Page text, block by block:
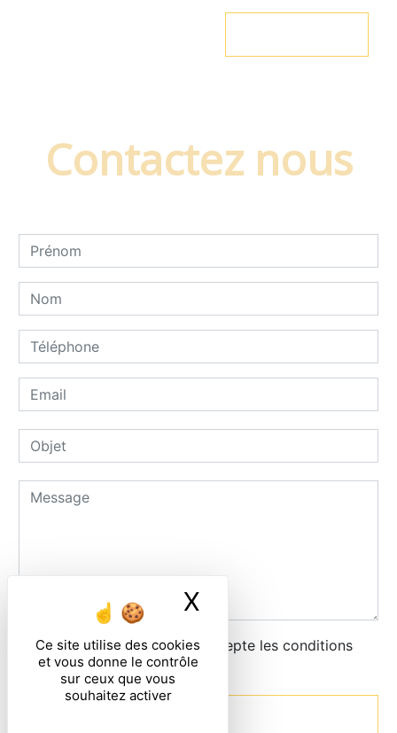
Ce site utilise des cookies
et vous donne le contrôle
sur ceux que vous
souhaitez activer
X
Contactez nous
En cochant cette case, j'accepte les conditions
particulières ci-dessous **